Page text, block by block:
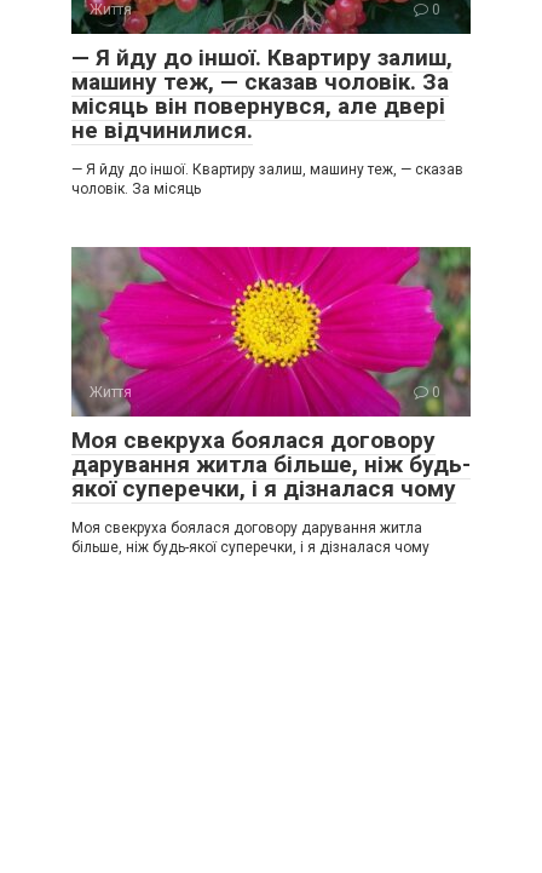
Життя 0
— Я йду до іншої. Квартиру залиш,
машину теж, — сказав чоловік. За
місяць він повернувся, але двері
не відчинилися.
— Я йду до іншої. Квартиру залиш, машину теж, — сказав
чоловік. За місяць
Життя 0
Моя свекруха боялася договору
дарування житла більше, ніж будь-
якої суперечки, і я дізналася чому
Моя свекруха боялася договору дарування житла
більше, ніж будь-якої суперечки, і я дізналася чому